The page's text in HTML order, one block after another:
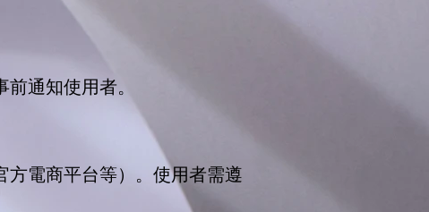
通知使用者。
電商平台等）。使用者需遵